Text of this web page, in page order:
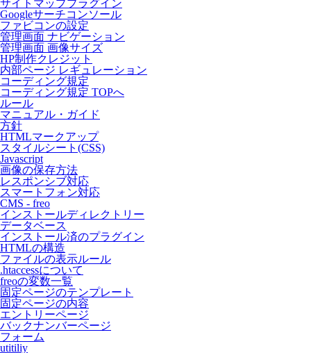
サイトマッププラグイン
Googleサーチコンソール
ファビコンの設定
管理画面 ナビゲーション
管理画面 画像サイズ
HP制作クレジット
内部ページ レギュレーション
コーディング規定
コーディング規定 TOPへ
ルール
マニュアル・ガイド
方針
HTMLマークアップ
スタイルシート(CSS)
Javascript
画像の保存方法
レスポンシブ対応
スマートフォン対応
CMS - freo
インストールディレクトリー
データベース
インストール済のプラグイン
HTMLの構造
ファイルの表示ルール
.htaccessについて
freoの変数一覧
固定ページのテンプレート
固定ページの内容
エントリーページ
バックナンバーページ
フォーム
utitiliy